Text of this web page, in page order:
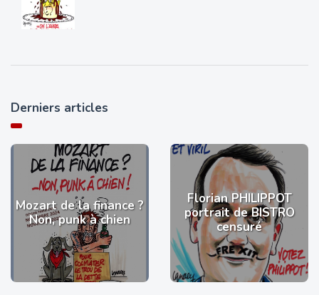
Derniers articles
Mozart de la finance ?
Non, punk à chien
Florian PHILIPPOT
portrait de BISTRO
censuré